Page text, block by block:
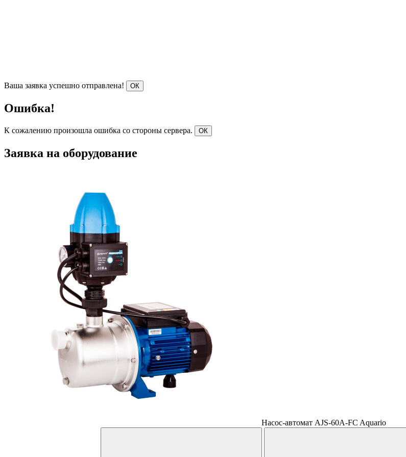
Ваша заявка успешно отправлена! ОК
Ошибка!
К сожалению произошла ошибка со стороны сервера. ОК
Заявка на оборудование
Насос-автомат AJS-60A-FC Aquario